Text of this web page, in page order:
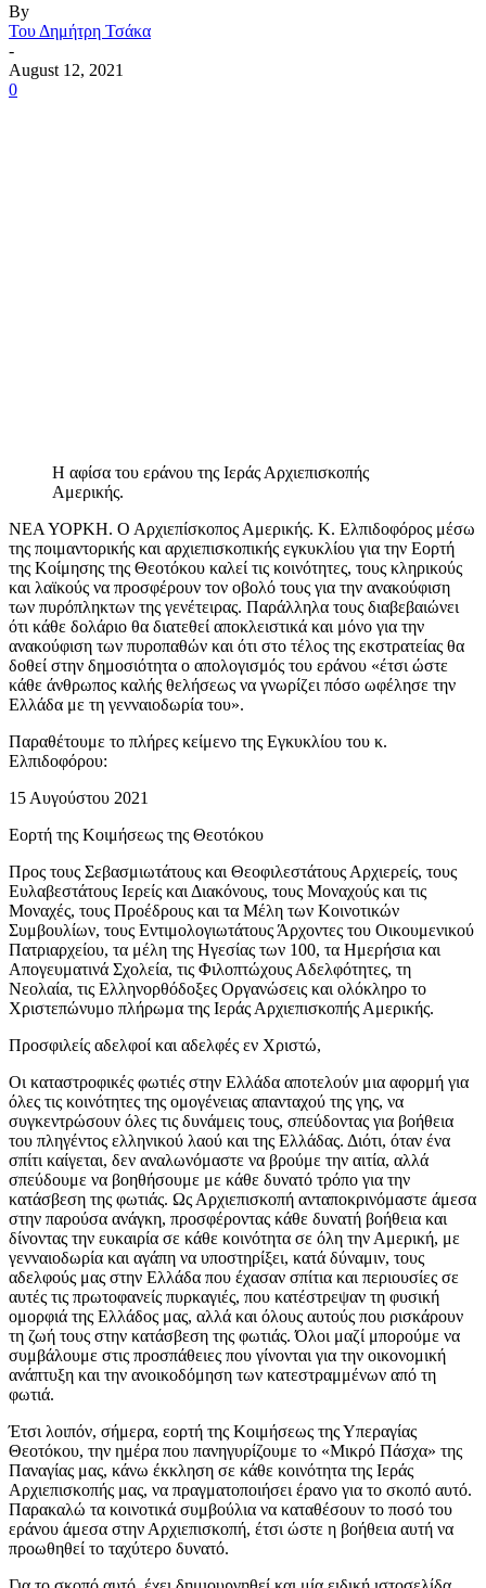
By
Του Δημήτρη Τσάκα
-
August 12, 2021
0
Η αφίσα του εράνου της Ιεράς Αρχιεπισκοπής
Αμερικής.
ΝΕΑ ΥΟΡΚΗ. Ο Αρχιεπίσκοπος Αμερικής. Κ. Ελπιδοφόρος μέσω
της ποιμαντορικής και αρχιεπισκοπικής εγκυκλίου για την Εορτή
της Κοίμησης της Θεοτόκου καλεί τις κοινότητες, τους κληρικούς
και λαϊκούς να προσφέρουν τον οβολό τους για την ανακούφιση
των πυρόπληκτων της γενέτειρας. Παράλληλα τους διαβεβαιώνει
ότι κάθε δολάριο θα διατεθεί αποκλειστικά και μόνο για την
ανακούφιση των πυροπαθών και ότι στο τέλος της εκστρατείας θα
δοθεί στην δημοσιότητα ο απολογισμός του εράνου «έτσι ώστε
κάθε άνθρωπος καλής θελήσεως να γνωρίζει πόσο ωφέλησε την
Ελλάδα με τη γενναιοδωρία του».
Παραθέτουμε το πλήρες κείμενο της Εγκυκλίου του κ.
Ελπιδοφόρου:
15 Αυγούστου 2021
Εορτή της Κοιμήσεως της Θεοτόκου
Προς τους Σεβασμιωτάτους και Θεοφιλεστάτους Αρχιερείς, τους
Ευλαβεστάτους Ιερείς και Διακόνους, τους Μοναχούς και τις
Μοναχές, τους Προέδρους και τα Μέλη των Κοινοτικών
Συμβουλίων, τους Εντιμολογιωτάτους Άρχοντες του Οικουμενικού
Πατριαρχείου, τα μέλη της Ηγεσίας των 100, τα Ημερήσια και
Απογευματινά Σχολεία, τις Φιλοπτώχους Αδελφότητες, τη
Νεολαία, τις Ελληνορθόδοξες Οργανώσεις και ολόκληρο το
Χριστεπώνυμο πλήρωμα της Ιεράς Αρχιεπισκοπής Αμερικής.
Προσφιλείς αδελφοί και αδελφές εν Χριστώ,
Οι καταστροφικές φωτιές στην Ελλάδα αποτελούν μια αφορμή για
όλες τις κοινότητες της ομογένειας απανταχού της γης, να
συγκεντρώσουν όλες τις δυνάμεις τους, σπεύδοντας για βοήθεια
του πληγέντος ελληνικού λαού και της Ελλάδας. Διότι, όταν ένα
σπίτι καίγεται, δεν αναλωνόμαστε να βρούμε την αιτία, αλλά
σπεύδουμε να βοηθήσουμε με κάθε δυνατό τρόπο για την
κατάσβεση της φωτιάς. Ως Αρχιεπισκοπή ανταποκρινόμαστε άμεσα
στην παρούσα ανάγκη, προσφέροντας κάθε δυνατή βοήθεια και
δίνοντας την ευκαιρία σε κάθε κοινότητα σε όλη την Αμερική, με
γενναιοδωρία και αγάπη να υποστηρίξει, κατά δύναμιν, τους
αδελφούς μας στην Ελλάδα που έχασαν σπίτια και περιουσίες σε
αυτές τις πρωτοφανείς πυρκαγιές, που κατέστρεψαν τη φυσική
ομορφιά της Ελλάδος μας, αλλά και όλους αυτούς που ρισκάρουν
τη ζωή τους στην κατάσβεση της φωτιάς. Όλοι μαζί μπορούμε να
συμβάλουμε στις προσπάθειες που γίνονται για την οικονομική
ανάπτυξη και την ανοικοδόμηση των κατεστραμμένων από τη
φωτιά.
Έτσι λοιπόν, σήμερα, εορτή της Κοιμήσεως της Υπεραγίας
Θεοτόκου, την ημέρα που πανηγυρίζουμε το «Μικρό Πάσχα» της
Παναγίας μας, κάνω έκκληση σε κάθε κοινότητα της Ιεράς
Αρχιεπισκοπής μας, να πραγματοποιήσει έρανο για το σκοπό αυτό.
Παρακαλώ τα κοινοτικά συμβούλια να καταθέσουν το ποσό του
εράνου άμεσα στην Αρχιεπισκοπή, έτσι ώστε η βοήθεια αυτή να
προωθηθεί το ταχύτερο δυνατό.